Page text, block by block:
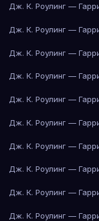
Дж. К. Роулинг —
Дж. К. Роулинг —
Дж. К. Роулинг —
Дж. К. Роулинг —
Дж. К. Роулинг —
Дж. К. Роулинг —
Дж. К. Роулинг —
Дж. К. Роулинг —
Дж. К. Роулинг —
Дж. К. Роулинг —